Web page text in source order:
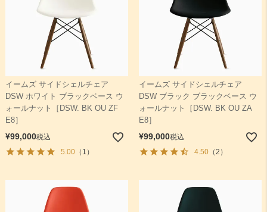
検索
イームズ サイドシェルチェア
DSW ホワイト ブラックベース ウ
ォールナット［DSW. BK OU ZF
E8］
¥99,000税込
5.00（1）
イームズ サイドシェルチェア
DSW ブラック ブラックベース ウ
ォールナット［DSW. BK OU ZA
E8］
¥99,000税込
4.50（2）